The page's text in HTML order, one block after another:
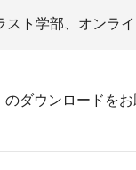
ト学部、オンラ
ダウンロードをお